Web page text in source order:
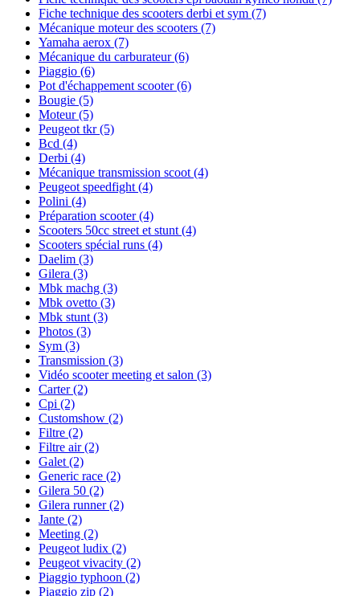
Fiche technique des scooters derbi et sym (7)
Mécanique moteur des scooters (7)
Yamaha aerox (7)
Mécanique du carburateur(6)
Piaggio (6)
Pot d'échappement scooter(6)
Bougie (5)
Moteur(5)
Peugeot tkr(5)
Bcd (4)
Derbi (4)
Mécanique transmission scoot (4)
Peugeot speedfight (4)
Polini (4)
Préparation scooter(4)
Scooters 50cc street et stunt (4)
Scooters spécial runs (4)
Daelim (3)
Gilera (3)
Mbk machg (3)
Mbk ovetto (3)
Mbk stunt (3)
Photos (3)
Sym (3)
Transmission (3)
Vidéo scooter meeting et salon (3)
Carter(2)
Cpi (2)
Customshow (2)
Filtre (2)
Filtre air(2)
Galet (2)
Generic race (2)
Gilera 50 (2)
Gilera runner(2)
Jante (2)
Meeting (2)
Peugeot ludix (2)
Peugeot vivacity (2)
Piaggio typhoon (2)
Piaggio zip (2)